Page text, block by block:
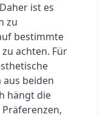
ist es
zu
bestimmte
achten. Für
beiden
hängt die